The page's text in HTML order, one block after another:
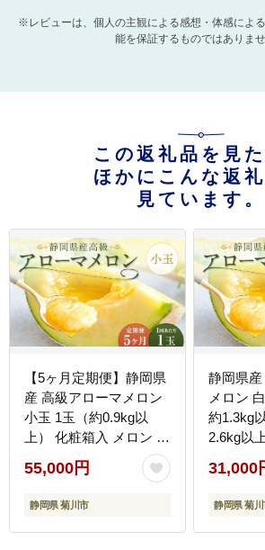
※レビューは、個人の主観による感想・体感によ
能を保証するものではありませ
この返礼品を見
ほかにこんな返
見ています。
【5ヶ月定期便】静岡県
産 高級アローマメロン
小玉 1玉（約0.9kg以
上） 化粧箱入 メロン め
ろん くだもの 果物 果実
フルーツ ガラス温室栽
培 ブランド 国産 静岡県
55,000円
静岡県 菊川市
静岡県
メロン
約1.3kg
2.6kg以
物 フル
ん 青肉
ロン ブ
31,000
静岡県 菊